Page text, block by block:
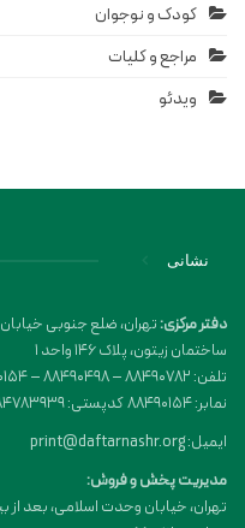
کودک و نوجوان
مراجع و کلیات
ویدئو
نشانی
دفتر مرکزی:تهران، ضلع جنوبی
ساختمان زیتون، پلاک 146 واحد 1
تلفن: 88490782 – 88490498 – 88490154
نمابر: 88490154 کدپستی: 1584783939
ایمیل: print@daftarnashr.org
مدیریت پخش و فروش:
تهران، خیابان وحدت اسلامی، بعد از